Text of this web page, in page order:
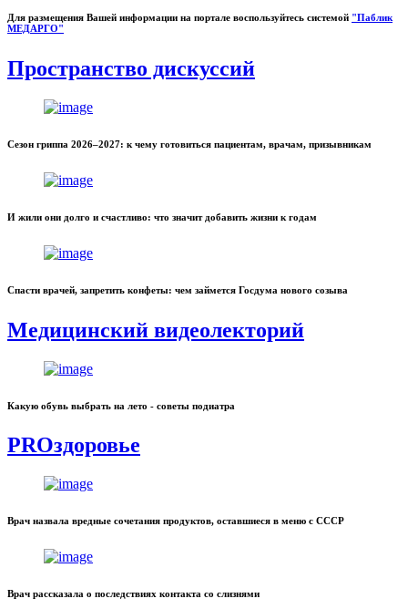
Для размещения Вашей информации на портале воспользуйтесь системой "Паблик
МЕДАРГО"
Пространство дискуссий
Сезон гриппа 2026–2027: к чему готовиться пациентам, врачам, призывникам
И жили они долго и счастливо: что значит добавить жизни к годам
Спасти врачей, запретить конфеты: чем займется Госдума нового созыва
Медицинский видеолекторий
Какую обувь выбрать на лето - советы подиатра
PROздоровье
Врач назвала вредные сочетания продуктов, оставшиеся в меню с СССР
Врач рассказала о последствиях контакта со слизнями